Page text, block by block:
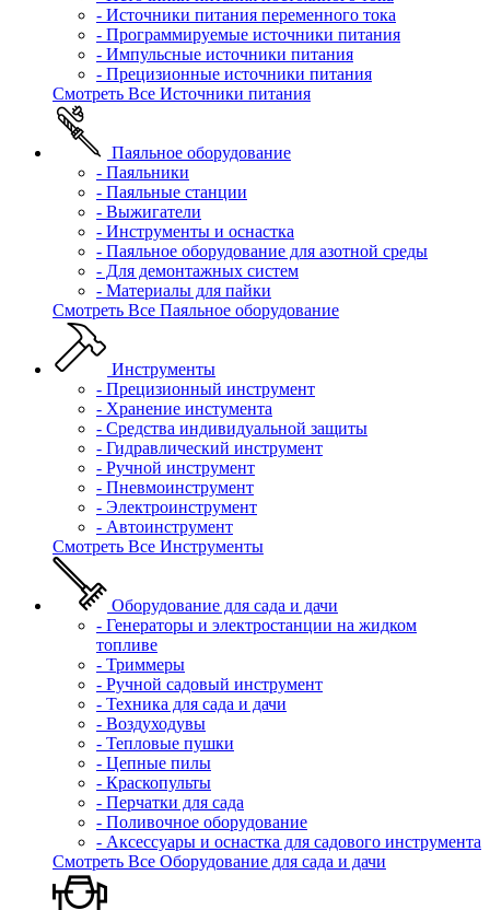
- Источники питания переменного тока
- Программируемые источники питания
- Импульсные источники питания
- Прецизионные источники питания
Смотреть Все Источники питания
Паяльное оборудование
- Паяльники
- Паяльные станции
- Выжигатели
- Инструменты и оснастка
- Паяльное оборудование для азотной среды
- Для демонтажных систем
- Материалы для пайки
Смотреть Все Паяльное оборудование
Инструменты
- Прецизионный инструмент
- Хранение инстумента
- Средства индивидуальной защиты
- Гидравлический инструмент
- Ручной инструмент
- Пневмоинструмент
- Электроинструмент
- Автоинструмент
Смотреть Все Инструменты
Оборудование для сада и дачи
- Генераторы и электростанции на жидком
топливе
- Триммеры
- Ручной садовый инструмент
- Техника для сада и дачи
- Воздуходувы
- Тепловые пушки
- Цепные пилы
- Краскопульты
- Перчатки для сада
- Поливочное оборудование
- Аксессуары и оснастка для садового инструмента
Смотреть Все Оборудование для сада и дачи